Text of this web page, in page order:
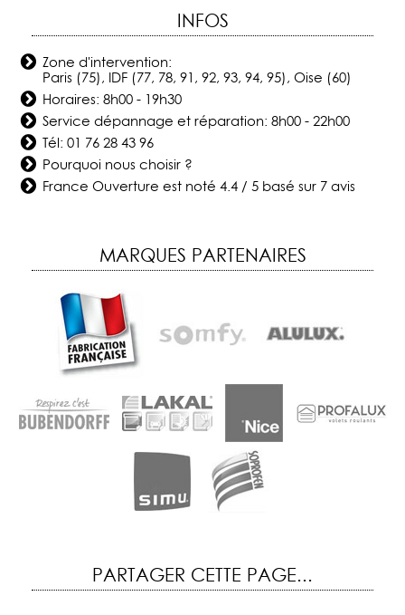
INFOS
Zone d'intervention:
Paris (75), IDF (77, 78, 91, 92, 93, 94, 95), Oise (60)
Horaires: 8h00 - 19h30
Service dépannage et réparation: 8h00 - 22h00
Tél:01 76 28 43 96
Pourquoi nous choisir ?
France Ouverture est noté4.4 /5 basé sur 7avis
MARQUES PARTENAIRES
PARTAGER CETTE PAGE...